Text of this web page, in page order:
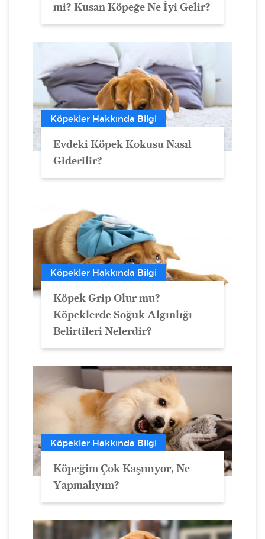
mi? Kusan Köpeğe Ne İyi Gelir?
Köpekler Hakkında Bilgi
Evdeki Köpek Kokusu Nasıl
Giderilir?
Köpekler Hakkında Bilgi
Köpek Grip Olur mu?
Köpeklerde Soğuk Algınlığı
Belirtileri Nelerdir?
Köpekler Hakkında Bilgi
Köpeğim Çok Kaşınıyor, Ne
Yapmalıyım?